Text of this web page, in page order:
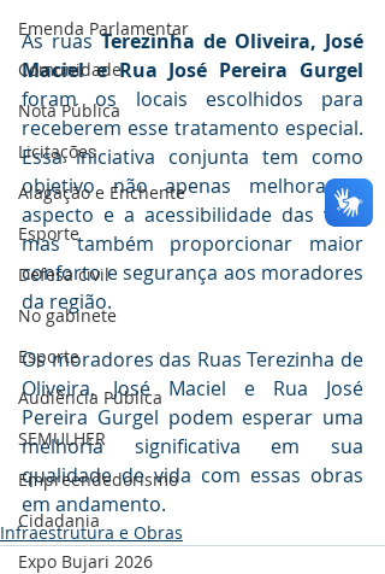
Emenda Parlamentar
Comunidade
Nota Pública
Licitações
Alagação e Enchente
Esporte
Defesa civil
No gabinete
Esporte
Audiência Pública
SEMULHER
Empreendedorismo
Cidadania
Expo Bujari 2026
As ruas Terezinha de Oliveira, José
Maciel e Rua José Pereira Gurgel
foram os locais escolhidos para
receberem esse tratamento especial.
Essa iniciativa conjunta tem como
objetivo não apenas melhorar o
aspecto e a acessibilidade das vias,
mas também proporcionar maior
conforto e segurança aos moradores
da região.
Os moradores das Ruas Terezinha de
Oliveira, José Maciel e Rua José
Pereira Gurgel podem esperar uma
melhoria significativa em sua
qualidade de vida com essas obras
em andamento.
Infraestrutura e Obras